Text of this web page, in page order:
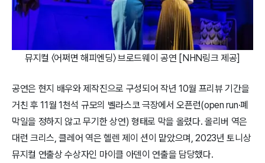
뮤지컬 〈어쩌면 해피엔딩〉 브로드웨이 공연 [NHN링크 제공]
공연은 현지 배우와 제작진으로 구성되어 작년 10월 프리뷰 기간을
거친 후 11월 1천석 규모의 벨라스코 극장에서 오픈런(open run·폐
막일을 정하지 않고 무기한 상연) 형태로 막을 올렸다. 올리버 역은
대런 크리스, 클레어 역은 헬렌 제이 션이 맡았으며, 2023년 토니상
뮤지컬 연출상 수상자인 마이클 아덴이 연출을 담당했다.